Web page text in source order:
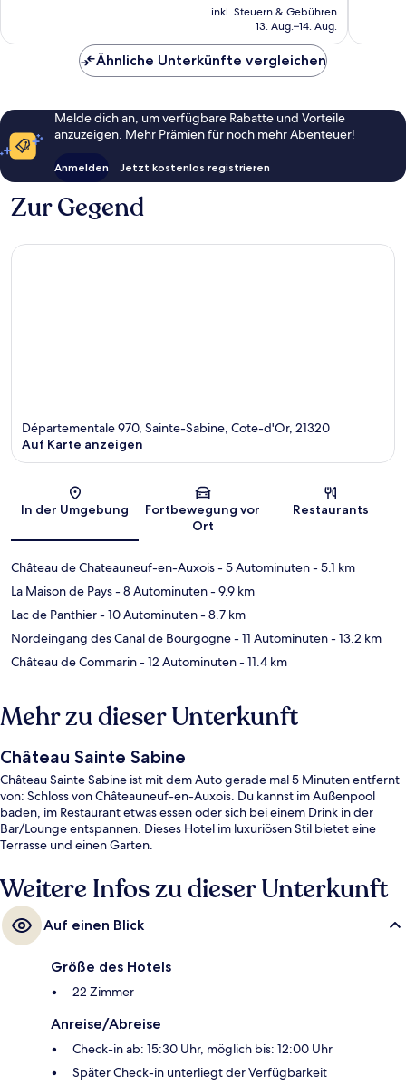
Preis
beträgt
inkl. Steuern & Gebühren
13. Aug.–14. Aug.
Ähnliche Unterkünfte vergleichen
Melde dich an, um verfügbare Rabatte und Vorteile
anzuzeigen. Mehr Prämien für noch mehr Abenteuer!
Anmelden Jetzt kostenlos registrieren
Zur Gegend
Karte
Départementale 970, Sainte-Sabine, Cote-d'Or, 21320
Auf Karte anzeigen
In der Umgebung
Fortbewegung vor
Ort
Restaurants
Château de Chateauneuf-en-Auxois- 5 Autominuten- 5.1 km
La Maison de Pays- 8 Autominuten- 9.9 km
Lac de Panthier- 10 Autominuten- 8.7 km
Nordeingang des Canal de Bourgogne- 11 Autominuten- 13.2 km
Château de Commarin- 12 Autominuten- 11.4 km
Mehr zu dieser Unterkunft
Château Sainte Sabine
Château Sainte Sabine ist mit dem Auto gerade mal 5 Minuten entfernt
von: Schloss von Châteauneuf-en-Auxois. Du kannst im Außenpool
baden, im Restaurant etwas essen oder sich bei einem Drink in der
Bar/Lounge entspannen. Dieses Hotel im luxuriösen Stil bietet eine
Terrasse und einen Garten.
Weitere Infos zu dieser Unterkunft
Auf einen Blick
Größe des Hotels
22 Zimmer
Anreise/Abreise
Check-in ab: 15:30 Uhr, möglich bis: 12:00 Uhr
Später Check-in unterliegt der Verfügbarkeit